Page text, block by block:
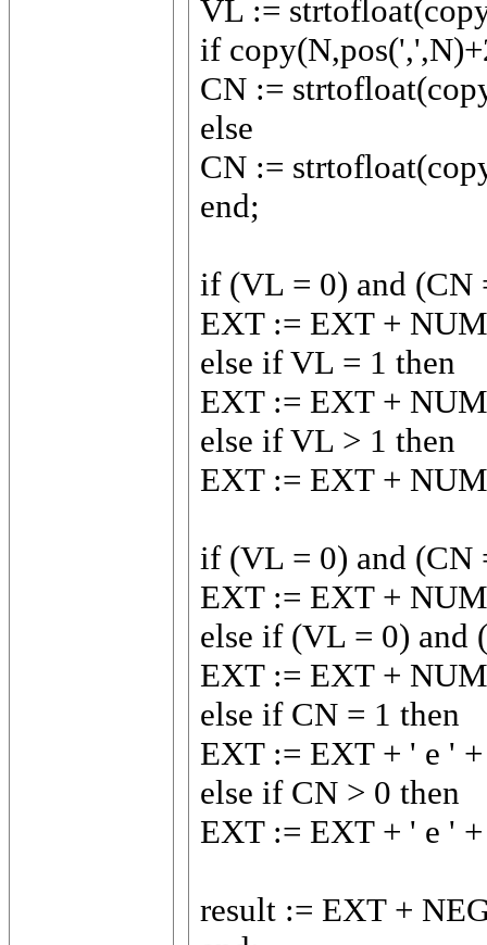
VL :=
if
CN :=
else
CN :=
end;
if (VL = 0) and (CN
EXT := EXT +
else if VL = 1 then
EXT := EXT +
else if VL > 1 then
EXT := EXT +
if (VL = 0) and (CN
EXT := EXT +
else if (VL = 0) and
EXT := EXT +
else if CN = 1 then
EXT := EXT + ' e '
else if CN > 0 then
EXT := EXT + ' e '
result := EXT +